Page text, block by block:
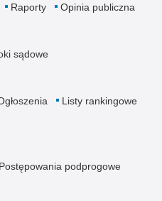
Raporty Opinia publiczna
sądowe
Listy rankingowe
Postępowania podprogowe